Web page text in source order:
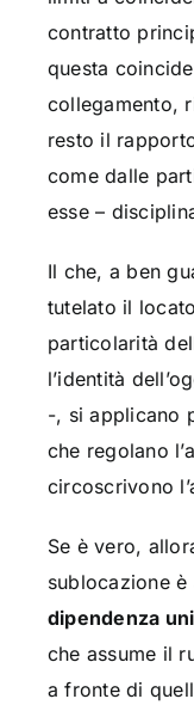
contratto
questa
collegamento,
resto il
come dalle
esse –
Il che, a ben
tutelato il
particolarità
l’identità
-, si applicano
che regolano
circoscrivono
Se è vero,
sublocazione
dipendenza
che assume il
a fronte di